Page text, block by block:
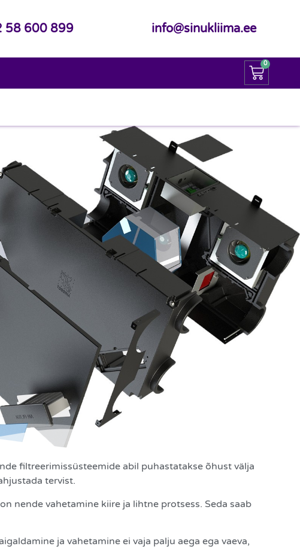
58 600 899 info@sinukliima.ee
0
filtreerimissüsteemide abil puhastatakse õhust välja
tervist.
nende vahetamine kiire ja lihtne protsess. Seda saab
ja vahetamine ei vaja palju aega ega vaeva,